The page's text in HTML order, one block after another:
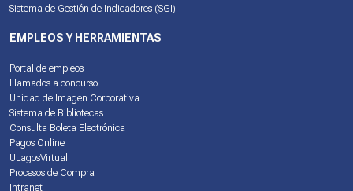
Sistema de Gestión de Indicadores (SGI)
EMPLEOS Y HERRAMIENTAS
Portal de empleos
Llamados a concurso
Unidad de Imagen Corporativa
Sistema de Bibliotecas
Consulta Boleta Electrónica
Pagos Online
ULagosVirtual
Procesos de Compra
Intranet